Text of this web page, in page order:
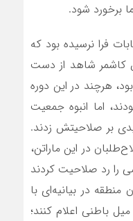
برخورد شود.
فرا نرسیده بود که
شاهد از دست
هرچند در این دوره
اما انبوه جمعیت
بر صلاحیتش زدند.
در این ماراتن،
را رد صلاحیت کردند
در بیانیه‌ای با
باطنی اعلام کنند؛